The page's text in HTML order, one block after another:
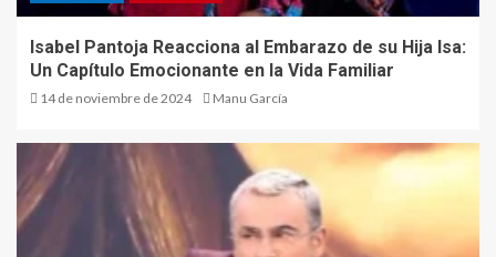
Isabel Pantoja Reacciona al Embarazo de su Hija Isa:
Un Capítulo Emocionante en la Vida Familiar
14 de noviembre de 2024 Manu García